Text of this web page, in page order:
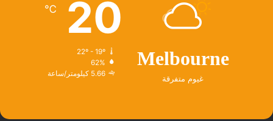
Melbourne
غيوم متفرقة
20
℃
22º - 19º
62%
5.66 كيلومتر/ساعة